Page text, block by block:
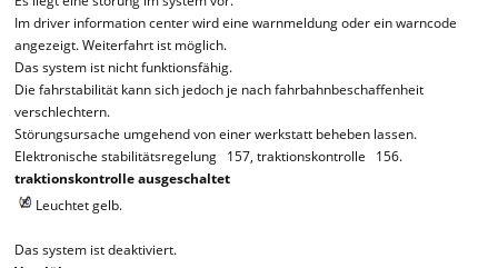
Im driver information center wird eine warnmeldung oder ein warncode
angezeigt. Weiterfahrt ist möglich.
Das system ist nicht funktionsfähig.
Die fahrstabilität kann sich jedoch je nach fahrbahnbeschaffenheit
verschlechtern.
Störungsursache umgehend von einer werkstatt beheben lassen.
Elektronische stabilitätsregelung 157, traktionskontrolle 156.
traktionskontrolle ausgeschaltet
Leuchtet gelb.
Das system ist deaktiviert.